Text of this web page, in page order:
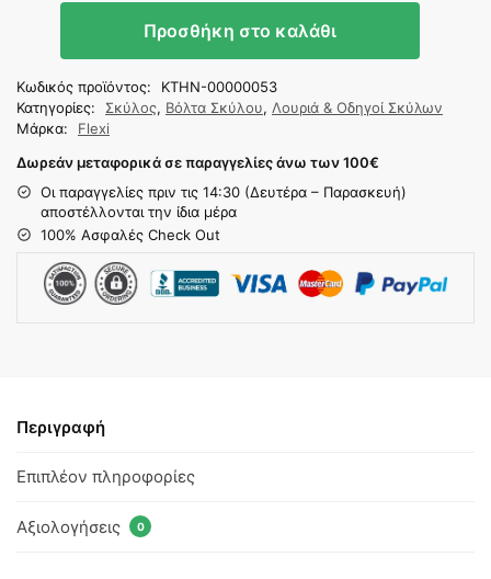
Προσθήκη στο καλάθι
Κωδικός προϊόντος:
KTHN-00000053
Κατηγορίες:
Σκύλος, Βόλτα Σκύλου, Λουριά & Οδηγοί Σκύλων
Μάρκα:
Flexi
Δωρεάν μεταφορικά σε παραγγελίες άνω των 100€
Οι παραγγελίες πριν τις 14:30 (Δευτέρα – Παρασκευή)
αποστέλλονται την ίδια μέρα
100% Ασφαλές Check Out
Περιγραφή
Επιπλέον πληροφορίες
Αξιολογήσεις 0